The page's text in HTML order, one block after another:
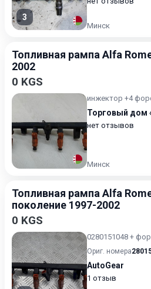
3
Минск
Топливная рампа Alfa
2002
0 KGS
инжектор +4
Торговый дом
нет отзывов
Минск
Топливная рампа Alfa
поколение 1997-2002
0 KGS
0280151048 +
Ориг. номера
AutoGear
1 отзыв